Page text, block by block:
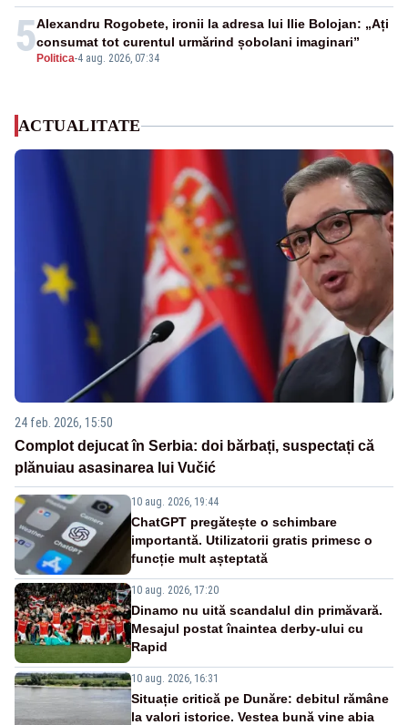
5 Politica-4 aug. 2026, 07:34
Alexandru Rogobete, ironii la adresa lui Ilie Bolojan: „Ați
consumat tot curentul urmărind șobolani imaginari”
ACTUALITATE
24 feb. 2026, 15:50
Complot dejucat în Serbia: doi bărbați, suspectați că
plănuiau asasinarea lui Vučić
10 aug. 2026, 19:44
ChatGPT pregătește o schimbare
importantă. Utilizatorii gratis primesc o
funcție mult așteptată
10 aug. 2026, 17:20
Dinamo nu uită scandalul din primăvară.
Mesajul postat înaintea derby-ului cu
Rapid
10 aug. 2026, 16:31
Situație critică pe Dunăre: debitul rămâne
la valori istorice. Vestea bună vine abia